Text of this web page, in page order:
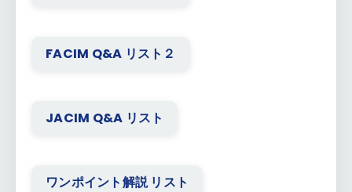
FACIM Q&A リスト２
JACIM Q&A リスト
ワンポイント解説 リスト